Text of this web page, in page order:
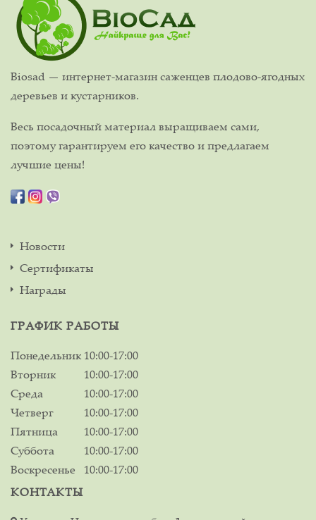
Biosad — интернет-магазин саженцев плодово-ягодных
деревьев и кустарников.
Весь посадочный материал выращиваем сами,
поэтому гарантируем его качество и предлагаем
лучшие цены!
Новости
Сертификаты
Награды
ГРАФИК РАБОТЫ
Понедельник 10:00-17:00
Вторник
10:00-17:00
Среда
10:00-17:00
Четверг
10:00-17:00
Пятница
10:00-17:00
Суббота
10:00-17:00
Воскресенье
10:00-17:00
КОНТАКТЫ